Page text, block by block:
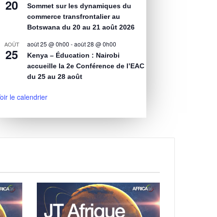
20
Sommet sur les dynamiques du
commerce transfrontalier au
Botswana du 20 au 21 août 2026
AOÛT
25
août 25 @ 0h00 -août 28 @ 0h00
Kenya – Éducation : Nairobi
accueille la 2e Conférence de l’EAC
du 25 au 28 août
le calendrier